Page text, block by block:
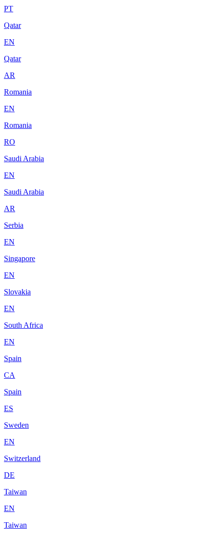
PT
Qatar
EN
Qatar
AR
Romania
EN
Romania
RO
Saudi Arabia
EN
Saudi Arabia
AR
Serbia
EN
Singapore
EN
Slovakia
EN
South Africa
EN
Spain
CA
Spain
ES
Sweden
EN
Switzerland
DE
Taiwan
EN
Taiwan